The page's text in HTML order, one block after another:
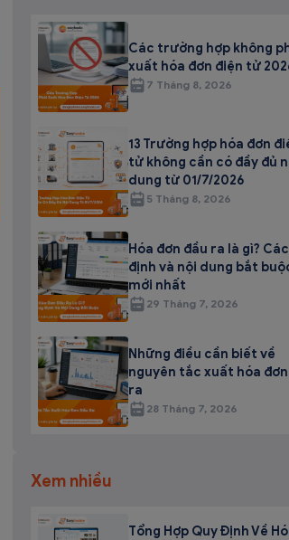
Các trường hợp không
xuất hóa đơn điện tử
7 Tháng 8, 2026
13 Trường hợp hóa đơn
tử không cần có đầy đủ
dung từ 01/7/2026
5 Tháng 8, 2026
Hóa đơn đầu ra là gì?
định và nội dung bắt
mới nhất
29 Tháng 7, 2026
Những điều cần biết về
nguyên tắc xuất hóa
ra
28 Tháng 7, 2026
Xem nhiều
Tổng Hợp Quy Định Về